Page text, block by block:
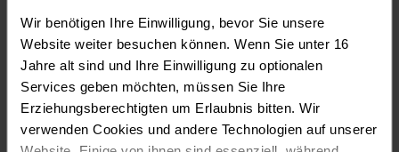
Wir benötigen Ihre Einwilligung, bevor Sie unsere
Website weiter besuchen können. Wenn Sie unter 16
Jahre alt sind und Ihre Einwilligung zu optionalen
Services geben möchten, müssen Sie Ihre
Erziehungsberechtigten um Erlaubnis bitten. Wir
verwenden Cookies und andere Technologien auf unserer
bearbeiten, völlig zeit- und
ortsunabhängig.
Referent
Helmut Schuster, Diplom-
Betriebswirt